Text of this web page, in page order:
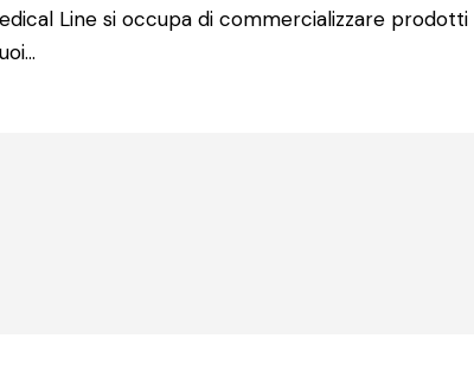
Line si occupa di commercializzare prodotti